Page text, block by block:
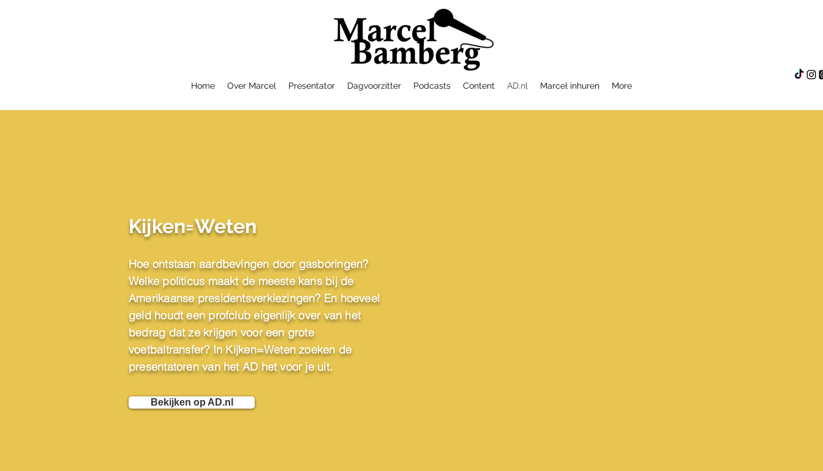
Home Over Marcel Presentator Dagvoorzitter Podcasts Content AD.nl Marcel inhuren More
Bekijken op AD.nl
Kijken=Weten
Hoe ontstaan aardbevingen door gasboringen?
Welke politicus maakt de meeste kans bij de
Amerikaanse presidentsverkiezingen? En hoeveel
geld houdt een profclub eigenlijk over van het
bedrag dat ze krijgen voor een grote
voetbaltransfer? In Kijken=Weten zoeken de
presentatoren van het AD het voor je uit.